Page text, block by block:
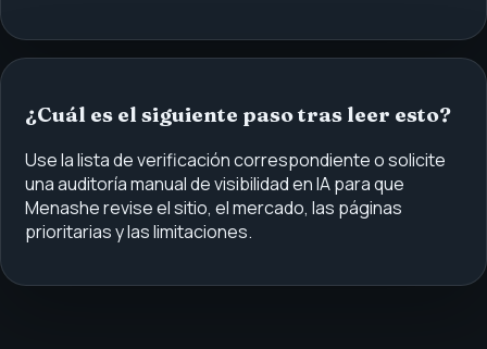
¿Cuál es el siguiente paso tras leer esto?
Use la lista de verificación correspondiente o solicite
una auditoría manual de visibilidad en IA para que
Menashe revise el sitio, el mercado, las páginas
prioritarias y las limitaciones.